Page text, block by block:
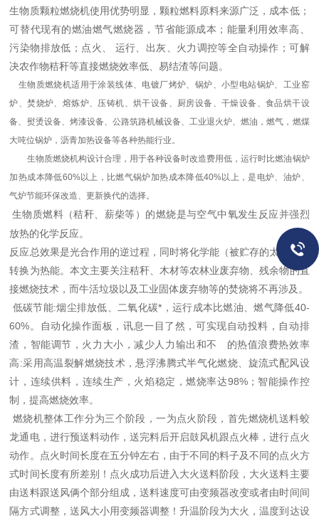
生物质颗粒燃烧机使用优势明显，颗粒燃料原料来源广泛，成本低；
可替代现有的燃油燃气燃烧器，节省能源成本；能量利用效率高、
污染物排放低；点火、 运行、出灰、火力调控等全自动操作；可解
决农作物秸秆等直接燃烧效率低、易结渣等问题。
生物质燃烧机适用于涂装线体、电镀厂烤炉、锅炉、小型电站锅炉、工业窑
炉、焚烧炉、熔炼炉、压铸机、烘干设备、厨房设备、干燥设备、食品烘干设
备、熨烫设备、烤漆设备、公路筑路机械设备、工业退火炉、燃油，燃气，燃煤
大吨位锅炉，沥青加热设备等各种热能行业。
生物质燃烧机构设计合理，用于各种设备时改造费用低，运行时比燃油锅炉
加热成本降低60%以上，比燃气锅炉加热成本降低40%以上，是电炉、油炉、
气炉节能环保改造、更新换代的选择。
生物质燃料（秸秆、薪柴等）的燃烧是与空气中氧发生反应并强烈
放热的化学反应。
反应总效果是光合作用的逆过程，同时将化学能（被贮存的太阳能）
转换为热能。本文主要关注秸秆、木材等农林业废弃物、残余物的直
接燃烧技术，而牛活垃圾以及工业固体废弃物等的焚烧将不再涉及。
低碳节能:烟尘排放低、二氧化碳*，运行成本比燃油、燃气降低40-
60%。自动化操作面板，讯息一目了然，可实现自动投料，自动排
渣，智能调节，火力大小，减少人力输出和不 的热值浪费热效率
高:采用高温裂解燃烧技术，悬浮沸腾式半气化燃烧、旋流式配风设
计，连续供料，连续生产，火焰稳定，燃烧率达98%；智能操作控
制，提高燃烧效率。
燃烧机整体工作分为三个阶段，一为点火阶段，首先燃烧机送料蛟
龙通电，进行预送料动作，送完料后开启鼓风机跟点火棒，进行点火
动作。点火时间长度在五分钟左右，由于不同的料子及不同的点火方
式时间长度有所差别！点火成功后进入大火送料阶段，大火送料主要
由送料跟送风俩个部分组成，送料速度可由变频器改变或者由时间间
隔方式调整，送风大小用变频器调整！升温阶段为大火，温度到达设